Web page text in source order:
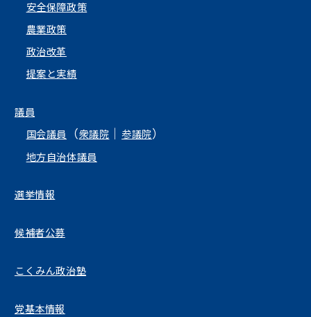
安全保障政策
農業政策
政治改革
提案と実績
議員
国会議員
（衆議院 ｜参議院）
地方自治体議員
選挙情報
候補者公募
こくみん政治塾
党基本情報